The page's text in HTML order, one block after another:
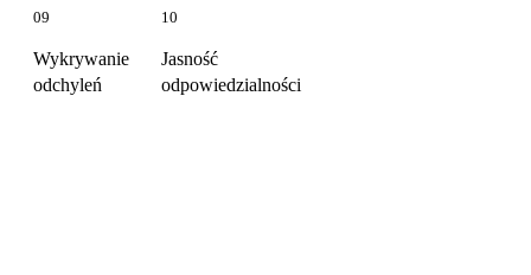
09
Wykrywanie
odchyleń
10
Jasność
odpowiedzialności